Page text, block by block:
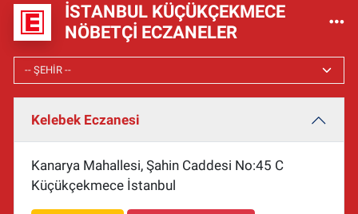
İSTANBUL KÜÇÜKÇEKMECE
NÖBETÇI ECZANELER
Kelebek Eczanesi
Kanarya Mahallesi, Şahin Caddesi No:45 C
Küçükçekmece İstanbul